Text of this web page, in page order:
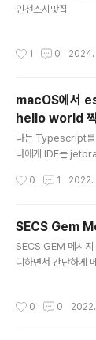
인천스시맛집
1 0 2024.
macOS에서
hello world 찍
나는 Typescript를
나에게 IDE는
이 좋을 것 같아서
fish 3.5.0
를 치면 알아서 설
ps://
0 1 2022.
SECS Gem
SECS GEM 메시지
디하면서 간단하게
0 0